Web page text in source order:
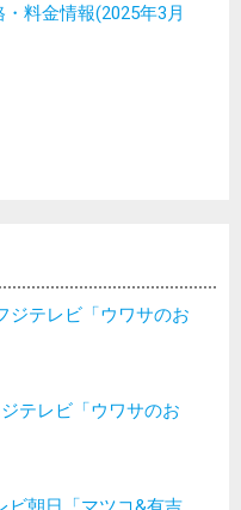
料金情報(2025年3月
ジテレビ「ウワサのお
テレビ「ウワサのお